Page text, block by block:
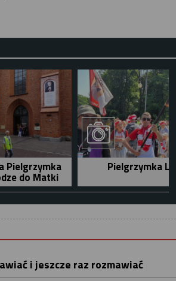
Pielgrzymka
do Matki
Pielgrzymka
i jeszcze raz rozmawiać